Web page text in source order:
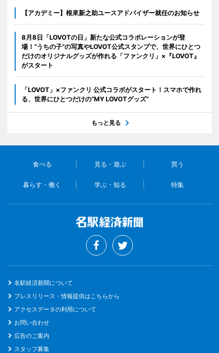
【アカデミー】根來新之助ユースアドバイザー就任のお知らせ
8月8日「LOVOTの日」新たな公式コラボレーションが登
場！“うちの子”の写真やLOVOT公式スタンプで、世界にひとつ
だけのオリジナルグッズが作れる「ファンクリ」×『LOVOT』
がスタート
「LOVOT」×ファンクリ 公式コラボがスタート！スマホで作れ
る、世界にひとつだけの“MY LOVOTグッズ”
もっと見る
食べる 見る・遊ぶ 買う
暮らす・働く 学ぶ・知る 特集
名駅経済新聞について
プレスリリース・情報提供はこちらから
アクセスデータの利用について
お問い合わせ
広告のご案内
スタッフ募集